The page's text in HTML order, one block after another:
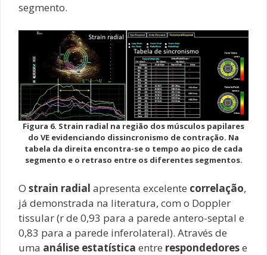
segmento.
Figura 6. Strain radial na região dos músculos papilares
do VE evidenciando dissincronismo de contração. Na
tabela da direita encontra-se o tempo ao pico de cada
segmento e o retraso entre os diferentes segmentos.
O strain radial apresenta excelente correlação,
já demonstrada na literatura, com o Doppler
tissular (r de 0,93 para a parede antero-septal e
0,83 para a parede inferolateral). Através de
uma análise estatística entre respondedorese